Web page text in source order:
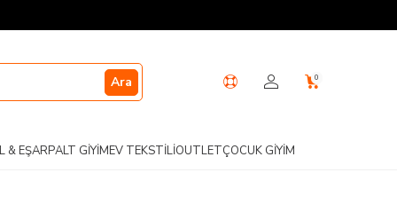
Ara 0
& EŞARPALT GIYIMEV TEKSTILIOUTLETÇOCUK GIYIM